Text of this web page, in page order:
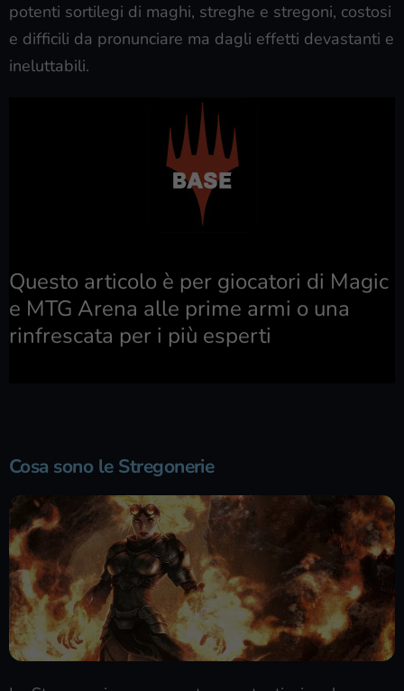
potenti sortilegi di maghi, streghe e stregoni, costosi
e difficili da pronunciare ma dagli effetti devastanti e
ineluttabili.
Questo articolo è per giocatori di Magic
e MTG Arena alle prime armi o una
rinfrescata per i più esperti
Cosa sono le Stregonerie